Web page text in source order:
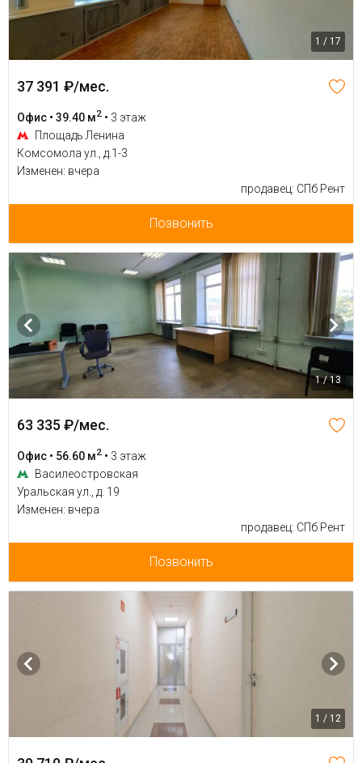
1 / 17
37 391 ₽/мес.
Офис • 39.40 м2 • 3 этаж
Площадь Ленина
Комсомола ул., д.1-3
Изменен: вчера
продавец: СПб Рент
Позвонить
1 / 13
63 335 ₽/мес.
Офис • 56.60 м2 • 3 этаж
Василеостровская
Уральская ул., д. 19
Изменен: вчера
продавец: СПб Рент
Позвонить
1 / 12